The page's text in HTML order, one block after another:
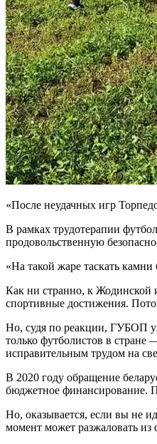
«После неудачных игр
В рамках трудотерапии
продовольственную
«На такой жаре таскать
Как ни странно, к Жодинской
спортивные достижения.
Но, судя по реакции, ГУБОП
только футболистов в
исправительным трудом на
В 2020 году обращение
бюджетное финансирование.
Но, оказывается, если вы не
момент может разжаловать из